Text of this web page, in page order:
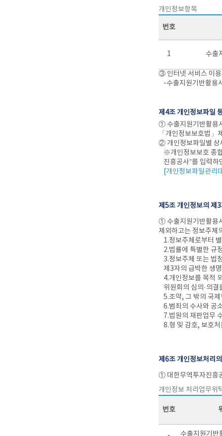
개인정보항목
번호
1 수출
③ 인터넷 서비스 이용
-수출지원기반활용
제4조 개인정보파일
① 수출지원기반활용
「개인정보보호법」
② 개인정보파일별 상
※개인정보보호 종
진흥공사”를 입력
[개인정보파일관리
제5조 개인정보의 제
① 수출지원기반활용
제외하고는 정보주체
1.정보주체로부터
2.법률에 특별한 규
3.정보주체 또는 법
제3자의 급박한 생
4.개인정보를 목적
위원회의 심의·의결
5.조약, 그 밖의 국
6.범죄의 수사와 공
7.법원의 재판업무
8.형 및 감호, 보호
제6조 개인정보처리
① 대한무역투자진흥
개인정보 처리업무위
번호
수출지원기반